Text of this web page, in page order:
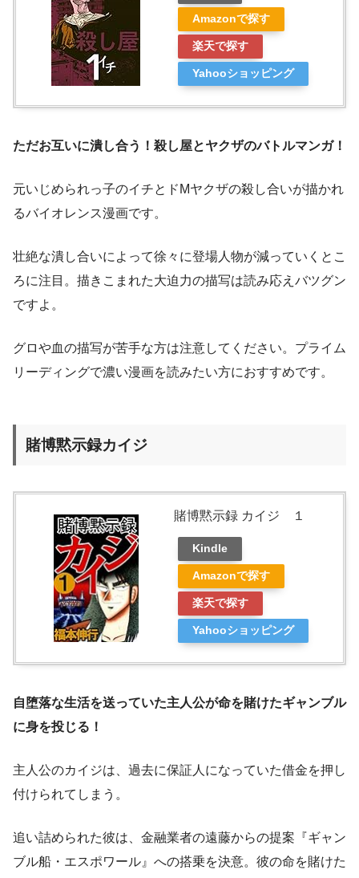
Amazonで探す
楽天で探す
Yahooショッピング
ただお互いに潰し合う！殺し屋とヤクザのバトルマンガ！
元いじめられっ子のイチとドMヤクザの殺し合いが描かれ
るバイオレンス漫画です。
壮絶な潰し合いによって徐々に登場人物が減っていくとこ
ろに注目。描きこまれた大迫力の描写は読み応えバツグン
ですよ。
グロや血の描写が苦手な方は注意してください。プライム
リーディングで濃い漫画を読みたい方におすすめです。
賭博黙示録カイジ
賭博黙示録 カイジ １
Kindle
Amazonで探す
楽天で探す
Yahooショッピング
自堕落な生活を送っていた主人公が命を賭けたギャンブル
に身を投じる！
主人公のカイジは、過去に保証人になっていた借金を押し
付けられてしまう。
追い詰められた彼は、金融業者の遠藤からの提案『ギャン
ブル船・エスポワール』への搭乗を決意。彼の命を賭けた